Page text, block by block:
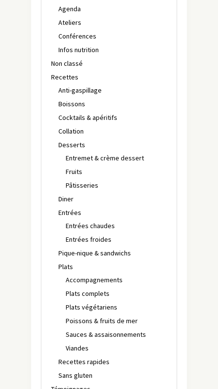
Agenda
Ateliers
Conférences
Infos nutrition
Non classé
Recettes
Anti-gaspillage
Boissons
Cocktails & apéritifs
Collation
Desserts
Entremet & crème dessert
Fruits
Pâtisseries
Diner
Entrées
Entrées chaudes
Entrées froides
Pique-nique & sandwichs
Plats
Accompagnements
Plats complets
Plats végétariens
Poissons & fruits de mer
Sauces & assaisonnements
Viandes
Recettes rapides
Sans gluten